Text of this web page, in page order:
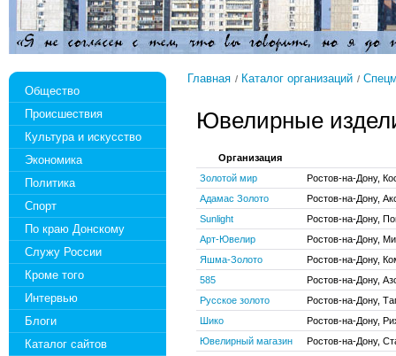
Общество
Происшествия
Культура и искусство
Экономика
Политика
Спорт
По краю Донскому
Служу России
Кроме того
Интервью
Блоги
Каталог сайтов
Главная Каталог организаций
Ювелирные
Организация
Золотой мир
Ростов-на-Дону,
Адамас Золото
Ростов-на-Дону,
Sunlight
Ростов-на-Дону,
Арт-Ювелир
Ростов-на-Дону,
Яшма-Золото
Ростов-на-Дону,
585
Ростов-на-Дону,
Русское золото
Ростов-на-Дону,
Шико
Ростов-на-Дону,
Ювелирный магазин
Ростов-на-Дону,